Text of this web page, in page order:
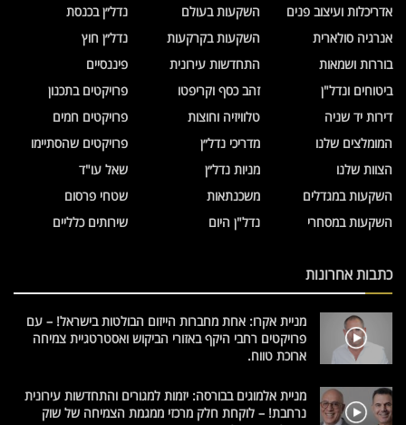
אדריכלות ועיצוב פנים
אנרגיה סולארית
בוררות ושמאות
ביטוחים ונדל"ן
דירות יד שניה
המומלצים שלנו
הצוות שלנו
השקעות במגדלים
השקעות במסחרי
השקעות בעולם
השקעות בקרקעות
התחדשות עירונית
זהב כסף וקריפטו
טלוויזיה וחוצות
מדריכי נדל״ן
מניות נדל״ן
משכנתאות
נדל"ן היום
נדל״ן בכנסת
נדל״ן חוץ
פיננסיים
פרויקטים בתכנון
פרויקטים חמים
פרויקטים שהסתיימו
שאל עו"ד
שטחי פרסום
שירותים כלליים
כתבות אחרונות
מניית אקרו: אחת מחברות הייזום הבולטות בישראל! – עם
פרויקטים רחבי היקף באזורי הביקוש ואסטרטגיית צמיחה
ארוכת טווח.
מניית אלמוגים בבורסה: יזמות למגורים והתחדשות עירונית
נרחבת! – לוקחת חלק מרכזי ממגמת הצמיחה של שוק